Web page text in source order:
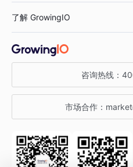
汽车行业
金融行业
智能运营
获客分析
增长公开课
增长博客
开发者文档
了解 GrowingIO
关于 GrowingIO
增长大会
行业活动
咨询热线：
市场合作：